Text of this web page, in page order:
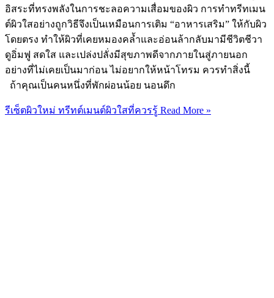
อิสระที่ทรงพลังในการชะลอความเสื่อมของผิว การทำทรีทเมน
ต์ผิวใสอย่างถูกวิธีจึงเป็นเหมือนการเติม “อาหารเสริม” ให้กับผิว
โดยตรง ทำให้ผิวที่เคยหมองคล้ำและอ่อนล้ากลับมามีชีวิตชีวา
ดูอิ่มฟู สดใส และเปล่งปลั่งมีสุขภาพดีจากภายในสู่ภายนอก
อย่างที่ไม่เคยเป็นมาก่อน ไม่อยากให้หน้าโทรม ควรทำสิ่งนี้
ถ้าคุณเป็นคนหนึ่งที่พักผ่อนน้อย นอนดึก
รีเซ็ตผิวใหม่ ทรีทต์เมนต์ผิวใสที่ควรรู้ Read More »